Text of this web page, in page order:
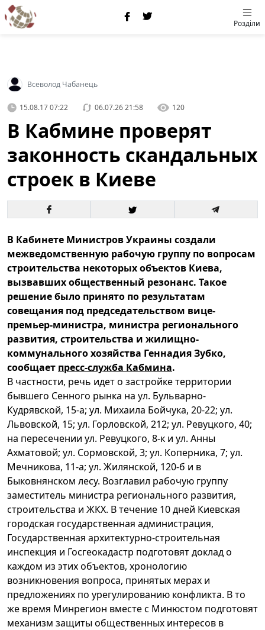
Розділи
Всеволод Чабанець
15.08.17 07:22 06.07.26 21:58 120
В Кабмине проверят
законность скандальных
строек в Киеве
В Кабинете Министров Украины создали
межведомственную рабочую группу по вопросам
строительства некоторых объектов Киева,
вызвавших общественный резонанс. Такое
решение было принято по результатам
совещания под председательством вице-
премьер-министра, министра регионального
развития, строительства и жилищно-
коммунального хозяйства Геннадия Зубко,
сообщает пресс-служба Кабмина.
В частности, речь идет о застройке территории
бывшего Сенного рынка на ул. Бульварно-
Кудрявской, 15-а; ул. Михаила Бойчука, 20-22; ул.
Львовской, 15; ул. Горловской, 212; ул. Ревуцкого, 40;
на пересечении ул. Ревуцкого, 8-к и ул. Анны
Ахматовой; ул. Сормовской, 3; ул. Коперника, 7; ул.
Мечникова, 11-а; ул. Жилянской, 120-б и в
Быковнянском лесу. Возглавил рабочую группу
заместитель министра регионального развития,
строительства и ЖКХ. В течение 10 дней Киевская
городская государственная администрация,
Государственная архитектурно-строительная
инспекция и Госгеокадастр подготовят доклад о
каждом из этих объектов, хронологию
возникновения вопроса, принятых мерах и
предложениях по урегулированию конфликта. В то
же время Минрегион вместе с Минюстом подготовят
механизм защиты общественных интересов в